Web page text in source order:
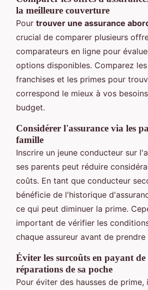
la meilleure couverture
Pour trouver une assurance
crucial de comparer plusieurs
comparateurs en ligne pour
options disponibles. Comparez
franchises et les primes pour
correspond le mieux à vos
budget.
Considérer l'assurance via les
famille
Inscrire un jeune conducteur sur
ses parents peut réduire
coûts. En tant que conducteur
bénéficie de l'historique
ce qui peut diminuer la prime.
important de vérifier les
chaque assureur avant de
Éviter les surcoûts en payant de
réparations de sa poche
Pour éviter des hausses de prime,